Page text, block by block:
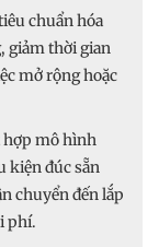
chuẩn hóa
giảm thời gian
mở rộng hoặc
hợp mô hình
kiện đúc sẵn
chuyển đến lắp
phí.